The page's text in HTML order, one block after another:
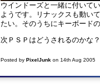
ウインドーズと一緒に付いて
ようです。リナックスも動い
たい。そのうちにキーボード
次ＰＳＰはどうされるのかな
Posted byPixelJunk on 14th Aug 2005